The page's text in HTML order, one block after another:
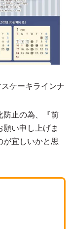
ケーキラインナ
防止の為、『前
い申し上げま
が宜しいかと思